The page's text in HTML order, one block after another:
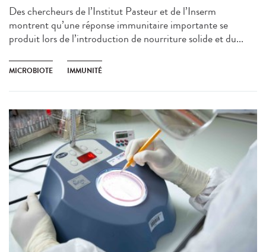
Des chercheurs de l’Institut Pasteur et de l’Inserm
montrent qu’une réponse immunitaire importante se
produit lors de l’introduction de nourriture solide et du...
MICROBIOTE IMMUNITÉ